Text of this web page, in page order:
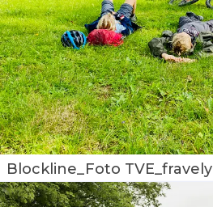
Blockline_Foto TVE_fravely